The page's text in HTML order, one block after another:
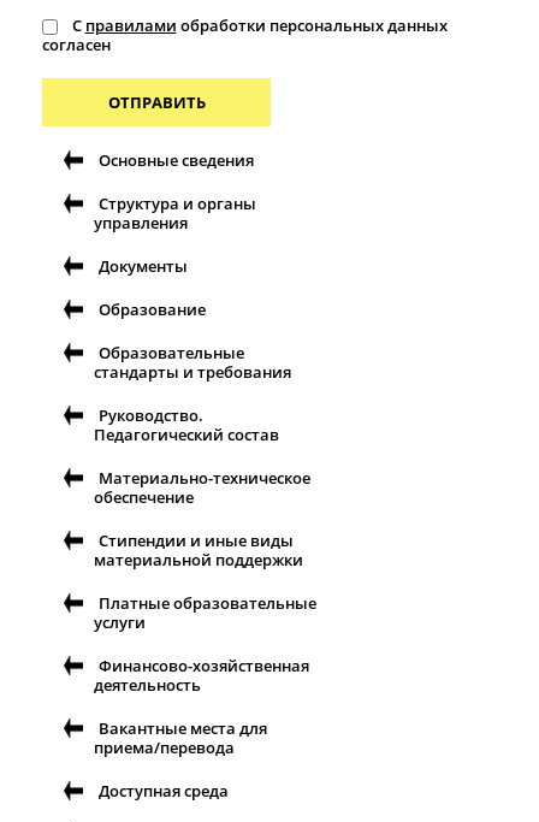
С правилами обработки персональных данных
согласен
ОТПРАВИТЬ
Основные сведения
Структура и органы
управления
Документы
Образование
Образовательные
стандарты и требования
Руководство.
Педагогический состав
Материально-техническое
обеспечение
Стипендии и иные виды
материальной поддержки
Платные образовательные
услуги
Финансово-хозяйственная
деятельность
Вакантные места для
приема/перевода
Доступная среда